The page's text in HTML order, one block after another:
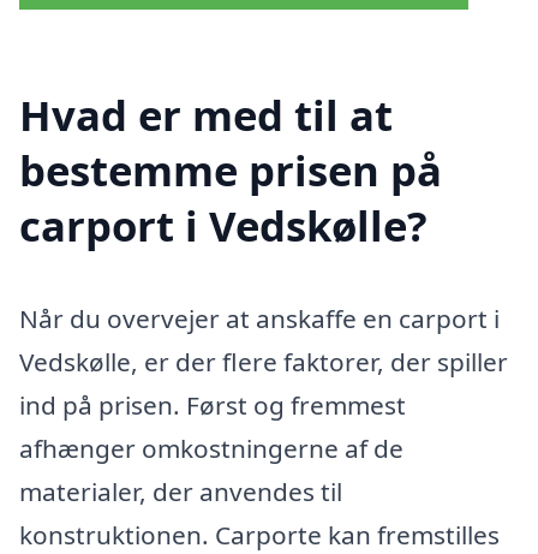
Hvad er med til at
bestemme prisen på
carport i Vedskølle?
Når du overvejer at anskaffe en carport i
Vedskølle, er der flere faktorer, der spiller
ind på prisen. Først og fremmest
afhænger omkostningerne af de
materialer, der anvendes til
konstruktionen. Carporte kan fremstilles